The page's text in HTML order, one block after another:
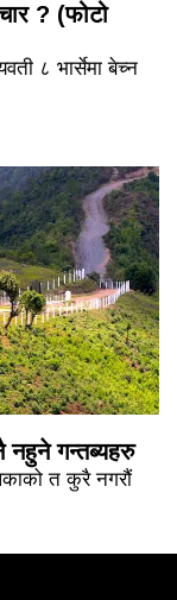
? (फोटो
८ भार्सेमा बेच्न
नहुने गन्तब्यहरु
त कुरै नगरौं